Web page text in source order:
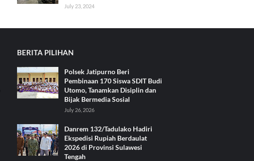
July 23, 2024
BERITA PILIHAN
Polsek Jatipurno Beri
Pembinaan 170 Siswa SDIT Budi
Utomo, Tanamkan Disiplin dan
Bijak Bermedia Sosial
July 26, 2026
Danrem 132/Tadulako Hadiri
Ekspedisi Rupiah Berdaulat
2026 di Provinsi Sulawesi
Tengah